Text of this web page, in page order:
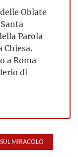
Oblate
Parola
Chiesa.
a Roma
di
MIRACOLO